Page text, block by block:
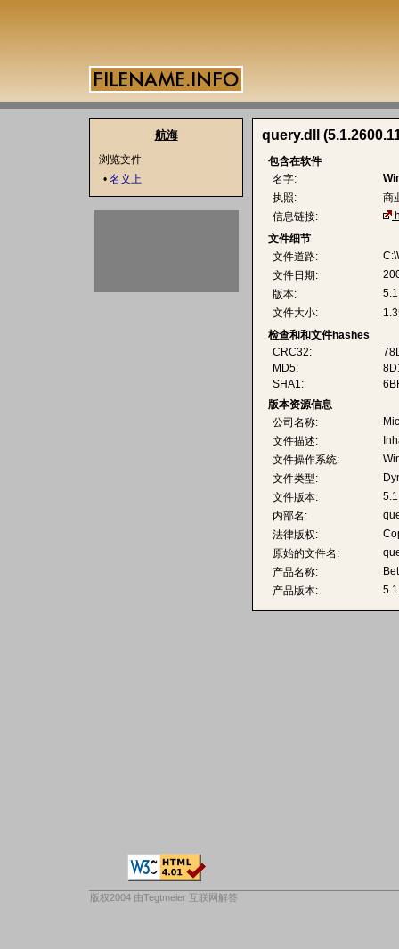
query.dll
包含在软件
名字:
执照:
商
信息链接:
文件细节
文件道路:
文件日期:
版本:
文件大小:
检查和和文件hashes
CRC32:
MD5:
SHA1:
版本资源信息
公司名称:
文件描述:
文件操作系统:
文件类型:
文件版本:
内部名:
法律版权:
原始的文件名:
产品名称:
产品版本:
航海
浏览文件
• 名义上
版权2004 由Tegtmeier 互联网解答